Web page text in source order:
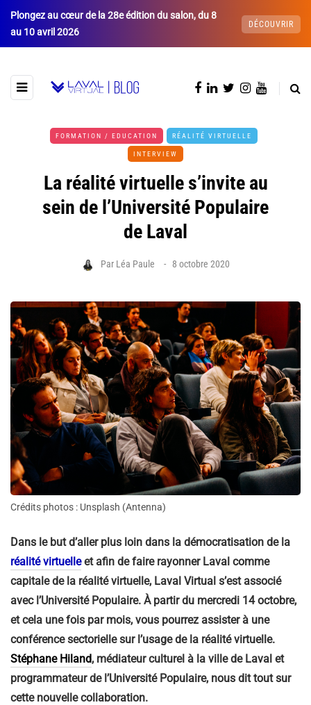
Plongez au cœur de la 28e édition du salon, du 8
au 10 avril 2026
DÉCOUVRIR
FORMATION / EDUCATION RÉALITÉ VIRTUELLE
INTERVIEW
La réalité virtuelle s’invite au
sein de l’Université Populaire
de Laval
Par Léa Paule 8 octobre 2020
Crédits photos : Unsplash (Antenna)
Dans le but d’aller plus loin dans la démocratisation de la
réalité virtuelleet afin de faire rayonner Laval comme
capitale de la réalité virtuelle, Laval Virtual s’est associé
avec l’Université Populaire. À partir du mercredi 14 octobre,
et cela une fois par mois, vous pourrez assister à une
conférence sectorielle sur l’usage de la réalité virtuelle.
Stéphane Hiland, médiateur culturel à la ville de Laval et
programmateur de l’Université Populaire, nous dit tout sur
cette nouvelle collaboration.